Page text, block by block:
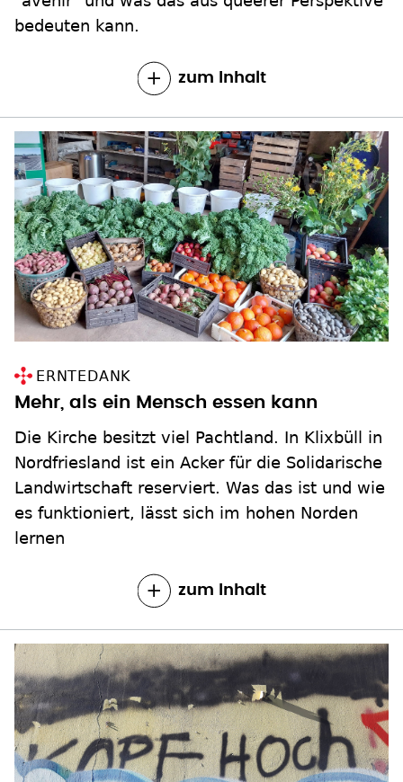
bedeuten kann.
zum Inhalt
ERNTEDANK
Mehr, als ein Mensch essen kann
Die Kirche besitzt viel Pachtland. In Klixbüll in
Nordfriesland ist ein Acker für die Solidarische
Landwirtschaft reserviert. Was das ist und wie
es funktioniert, lässt sich im hohen Norden
lernen
zum Inhalt